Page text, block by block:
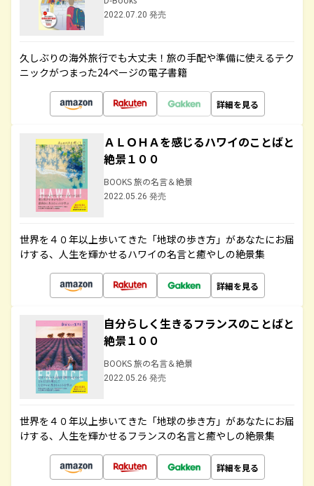
2022.07.20 発売
久しぶりの海外旅行でも大丈夫！旅の手配や準備に使えるテク
ニックがつまった24ページの電子書籍
詳細を見る
ＡＬＯＨＡを感じるハワイのことばと
絶景１００
BOOKS 旅の名言＆絶景
2022.05.26 発売
世界を４０年以上歩いてきた「地球の歩き方」があなたにお届
けする、人生を輝かせるハワイの名言と癒やしの絶景集
詳細を見る
自分らしく生きるフランスのことばと
絶景１００
BOOKS 旅の名言＆絶景
2022.05.26 発売
世界を４０年以上歩いてきた「地球の歩き方」があなたにお届
けする、人生を輝かせるフランスの名言と癒やしの絶景集
詳細を見る